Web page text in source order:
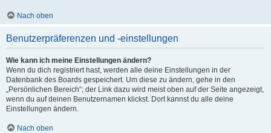
Nach oben
Benutzerpräferenzen und -einstellungen
Wie kann ich meine Einstellungen ändern?
Wenn du dich registriert hast, werden alle deine Einstellungen in der
Datenbank des Boards gespeichert. Um diese zu ändern, gehe in den
„Persönlichen Bereich“; der Link dazu wird meist oben auf der Seite angezeigt,
wenn du auf deinen Benutzernamen klickst. Dort kannst du alle deine
Einstellungen ändern.
Nach oben